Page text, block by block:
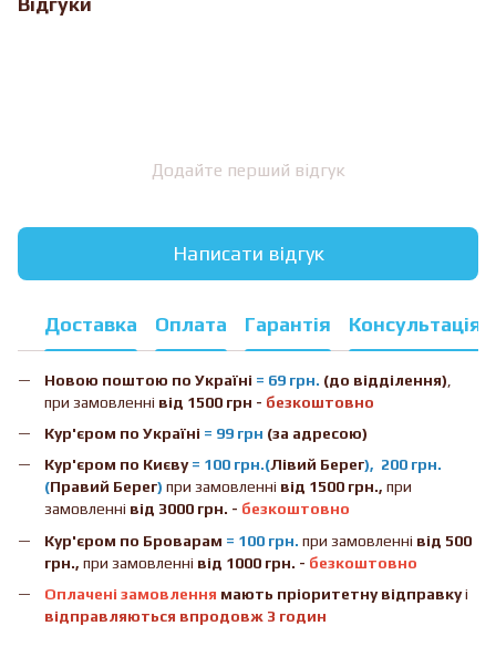
Додайте перший відгук
Написати відгук
Доставка Оплата Гарантія Консультація
Новою поштою по Україні = 69 грн. (до відділення)
при замовленні від 1500 грн - безкоштовно
Кур'єром по Україні = 99 грн (за адресою)
Кур'єром по Києву= 100 грн.(Лівий Берег), 200 грн.
(Правий Берег) при замовленні від 1500 грн., при
замовленні від 3000 грн. - безкоштовно
Кур'єром по Броварам = 100 грн. при замовленні від 500
грн., при замовленні від 1000 грн. - безкоштовно
Оплачені замовлення мають пріоритетну відправкуі
відправляються впродовж 3 годин